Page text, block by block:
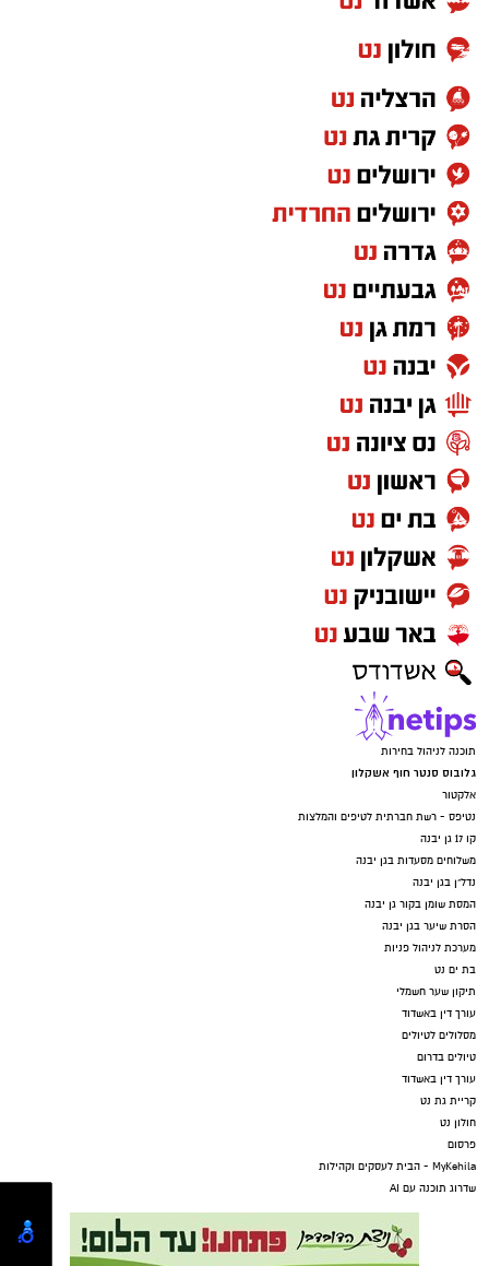
תוכנה לניהול בחירות
גלובוס סנטר חוף אשקלון
אלקטור
נטיפס - רשת חברתית לטיפים והמלצות
קו 17 גן יבנה
משלוחים מסעדות בגן יבנה
נדל"ן בגן יבנה
המסת שומן בקור גן יבנה
הסרת שיער בגן יבנה
מערכת לניהול פניות
בת ים נט
תיקון שער חשמלי
עורך דין באשדוד
מסלולים לטיולים
טיולים בדרום
עורך דין באשדוד
קריית גת נט
חולון נט
פרסום
MyKehila - הבית לעסקים וקהילות
שדרוג תוכנה עם AI